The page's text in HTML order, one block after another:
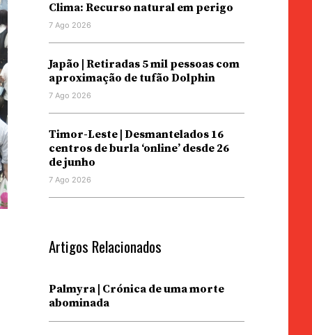
Clima: Recurso natural em perigo
7 Ago 2026
Japão | Retiradas 5 mil pessoas com
aproximação de tufão Dolphin
7 Ago 2026
Timor-Leste | Desmantelados 16
centros de burla ‘online’ desde 26
de junho
7 Ago 2026
Artigos Relacionados
Palmyra | Crónica de uma morte
abominada